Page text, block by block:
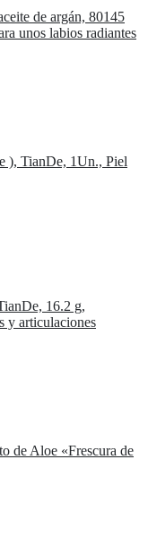
de argán, 80145
unos labios radiantes
), TianDe, 1Un., Piel
16.2 g,
y articulaciones
de Aloe «Frescura de